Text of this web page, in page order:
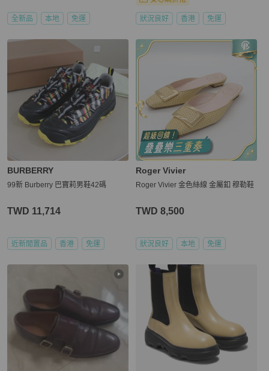
全新品 本地 免運 狀況良好 香港 免運
BURBERRY
99新 Burberry 巴寶莉男鞋42碼
TWD 11,714
近新閒置品 香港 免運
Roger Vivier
Roger Vivier 金色絲線 金屬釦 穆勒鞋
TWD 8,500
狀況良好 本地 免運